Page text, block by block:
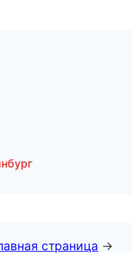
страница →